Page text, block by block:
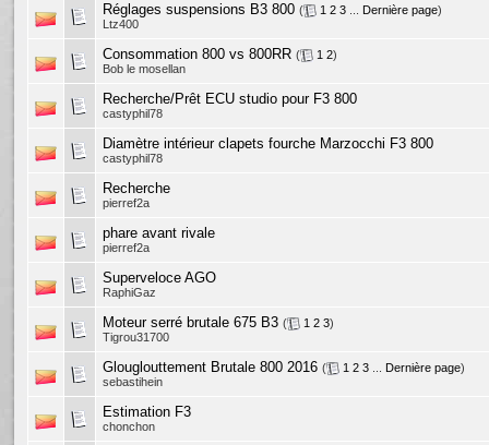
Réglages suspensions B3 800 ( 1 2 3 Dernière page)
Ltz400
Consommation 800 vs 800RR ( 1 2)
Bob le mosellan
Recherche/Prêt ECU studio pour F3 800
castyphil78
Diamètre intérieur clapets fourche Marzocchi F3 800
castyphil78
Recherche
pierref2a
phare avant rivale
pierref2a
Superveloce AGO
RaphiGaz
Moteur serré brutale 675 B3 ( 1 2 3)
Tigrou31700
Glouglouttement Brutale 800 2016 ( 1 2 3 Dernière page)
sebastihein
Estimation F3
chonchon